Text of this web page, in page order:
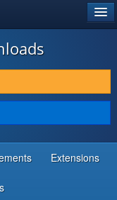
Extensions